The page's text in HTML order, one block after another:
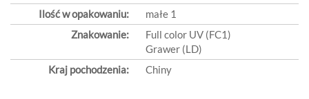
Ilość w opakowaniu:
małe 1
Znakowanie:
Full color UV (FC1)
Grawer (LD)
Kraj pochodzenia:
Chiny